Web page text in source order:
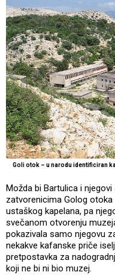
Goli otok – u narodu identificiran
Možda bi Bartulica i
zatvorenicima Golog
ustaškog kapelana, pa
svečanom otvorenju
pokazivala samo njegovu
nekakve kafanske priče
pretpostavka za
koji ne bi ni bio muzej.